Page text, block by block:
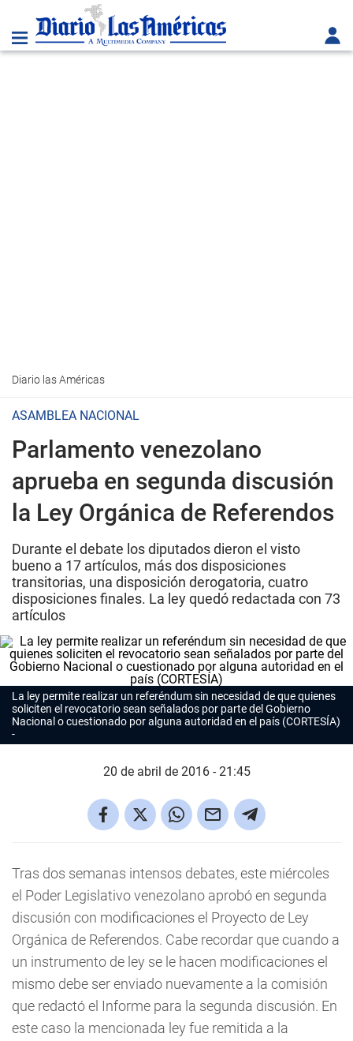
Diario las Américas
ASAMBLEA NACIONAL
Parlamento venezolano
aprueba en segunda discusión
la Ley Orgánica de Referendos
Durante el debate los diputados dieron el visto
bueno a 17 artículos, más dos disposiciones
transitorias, una disposición derogatoria, cuatro
disposiciones finales. La ley quedó redactada con 73
artículos
La ley permite realizar un referéndum sin necesidad de que quienes
soliciten el revocatorio sean señalados por parte del Gobierno
Nacional o cuestionado por alguna autoridad en el país (CORTESÍA)
20 de abril de 2016 - 21:45
Tras dos semanas intensos debates, este miércoles
el Poder Legislativo venezolano aprobó en segunda
discusión con modificaciones el Proyecto de Ley
Orgánica de Referendos. Cabe recordar que cuando a
un instrumento de ley se le hacen modificaciones el
mismo debe ser enviado nuevamente a la comisión
que redactó el Informe para la segunda discusión. En
este caso la mencionada ley fue remitida a la